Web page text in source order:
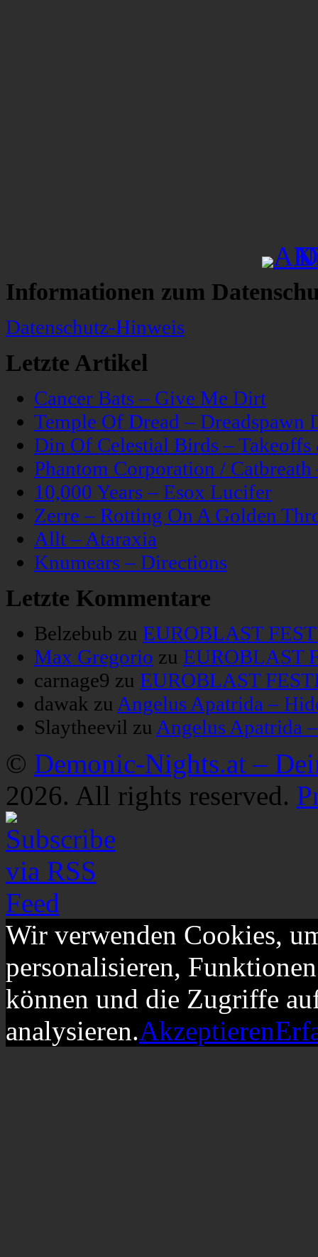
Informationen zum
Datenschutz-Hinweis
Letzte Artikel
Cancer Bats – Give Me Dirt
Temple Of Dread – Dreadspawn
Din Of Celestial Birds –
Phantom Corporation /
10,000 Years – Esox Lucifer
Zerre – Rotting On A Golden
Allt – Ataraxia
Knumears – Directions
Letzte Kommentare
Belzebub zu EUROBLAST
Max Gregorio zu EUROBLAST
carnage9 zu EUROBLAST
dawak zu Angelus Apatrida –
Slaytheevil zu Angelus Apatrida
© Demonic-Nights.at –
2026. All rights reserved.
Wir verwenden Cookies,
personalisieren,
können und die Zugriffe
analysieren.Akzeptieren